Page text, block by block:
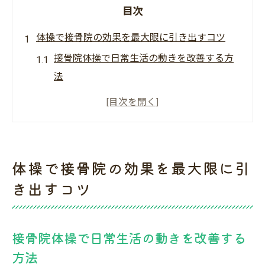
目次
体操で接骨院の効果を最大限に引き出すコツ
接骨院体操で日常生活の動きを改善する方
法
専門家が勧める接骨院体操の取り入れ方
接骨院での体操と自宅ケアの連携方法を解
説
接骨院体操を実践する際の注意ポイント
専門家が語る接骨院体操の効果と安心感
体操で接骨院の効果を最大限に引
き出すコツ
接骨院体操で日常生活の動きを改善する
方法